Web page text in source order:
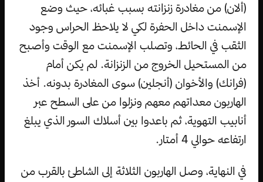
(ألان) من مغادرة زنزانته بسبب غبائه، حيث وضع
الإسمنت داخل الحفرة لكي لا يلاحظ الحراس وجود
الثقب في الحائط، وتصلب الإسمنت مع الوقت وأصبح
من المستحيل الخروج من الزنزانة. لم يكن أمام
(فرانك) والأخوان (أنجلين) سوى المغادرة بدونه. أخذ
الهاربون معداتهم معهم ونزلوا من على السطح عبر
أنابيب التهوية، ثم باعدوا بين أسلاك السور الذي يبلغ
ارتفاعه حوالي 4 أمتار.
في النهاية، وصل الهاربون الثلاثة إلى الشاطئ بالقرب من